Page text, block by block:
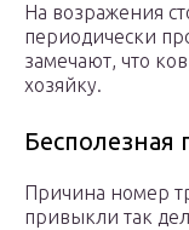
На возражения
периодически
замечают, что
хозяйку.
Бесполезная
Причина номер
привыкли так